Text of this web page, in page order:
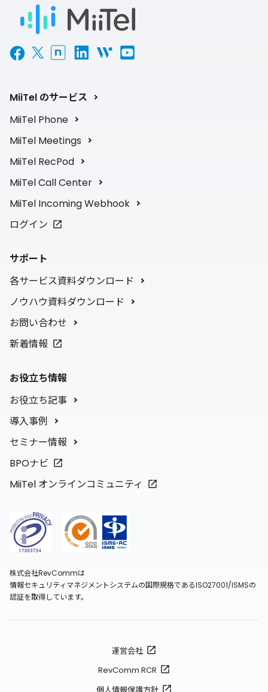
MiiTel のサービス
MiiTel Phone
MiiTel Meetings
MiiTel RecPod
MiiTel Call Center
MiiTel Incoming Webhook
ログイン
サポート
各サービス資料ダウンロード
ノウハウ資料ダウンロード
お問い合わせ
新着情報
お役立ち情報
お役立ち記事
導入事例
セミナー情報
BPOナビ
MiiTel オンラインコミュニティ
株式会社RevCommは
情報セキュリティマネジメントシステムの国際規格であるISO27001/ISMSの
認証を取得しています。
運営会社
RevComm RCR